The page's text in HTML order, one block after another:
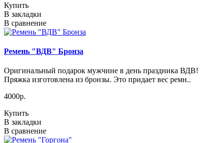
Купить
В закладки
В сравнение
Ремень "ВДВ" Бронза
Оригинальный подарок мужчине в день праздника ВДВ!
Пряжка изготовлена из бронзы. Это придает вес ремн..
4000р.
Купить
В закладки
В сравнение